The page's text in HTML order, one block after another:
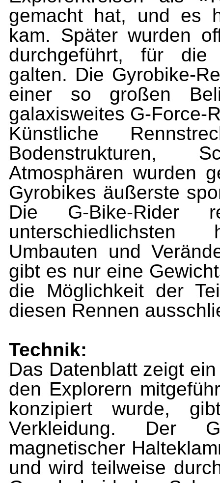
gemacht hat, und es
kam. Später wurden
durchgeführt, für die
galten. Die Gyrobike-
einer so großen
galaxisweites G-Force-
Künstliche
Bodenstrukturen,
Atmosphären wurden
Gyrobikes äußerste
Die G-Bike-Rider
unterschiedlichsten
Umbauten und
gibt es nur eine
die Möglichkeit der
diesen Rennen
Technik:
Das Datenblatt zeigt
den Explorern
konzipiert wurde,
Verkleidung. Der
magnetischer
und wird teilweise